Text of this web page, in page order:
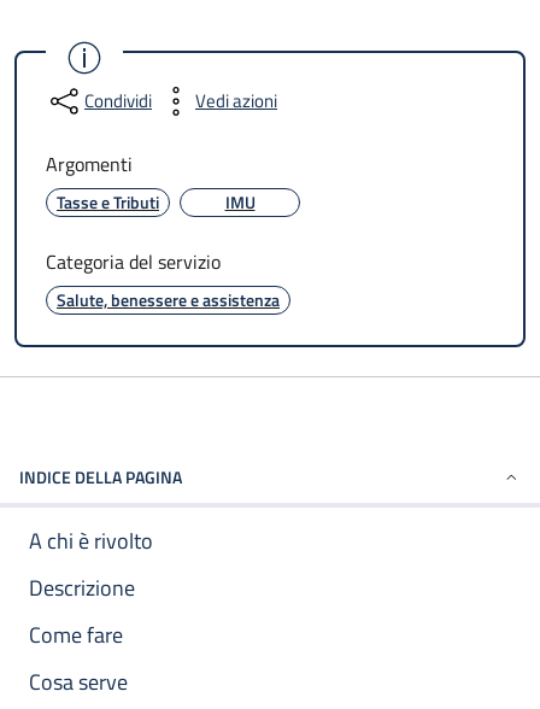
Condividi Vedi azioni
Argomenti
Tasse e Tributi IMU
Categoria del servizio
Salute, benessere e assistenza
INDICE DELLA PAGINA
A chi è rivolto
Descrizione
Come fare
Cosa serve